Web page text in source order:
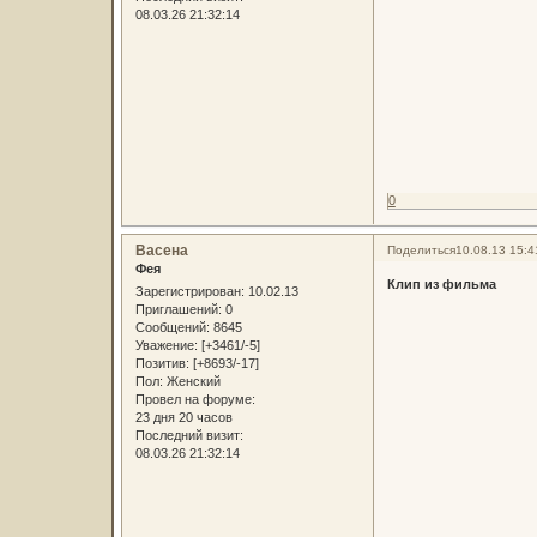
08.03.26 21:32:14
0
Поделиться10.08.13
Васена
Фея
Зарегистрирован: 10.02.13
Приглашений: 0
Сообщений: 8645
Уважение: [+3461/-5]
Позитив: [+8693/-17]
Пол: Женский
Провел на форуме:
23 дня 20 часов
Последний визит:
08.03.26 21:32:14
Клип из фильма